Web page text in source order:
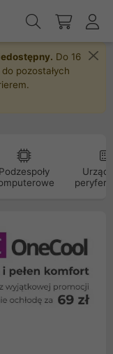
Do 16
pozostałych
Podzespoły